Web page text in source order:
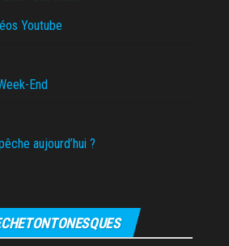
Youtube
End
aujourd’hui ?